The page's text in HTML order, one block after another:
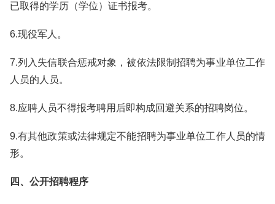
已取得的学历（学位）证书报考。
6.现役军人。
7.列入失信联合惩戒对象，被依法限制招聘为事业单位工作
人员的人员。
8.应聘人员不得报考聘用后即构成回避关系的招聘岗位。
9.有其他政策或法律规定不能招聘为事业单位工作人员的情
形。
四、公开招聘程序